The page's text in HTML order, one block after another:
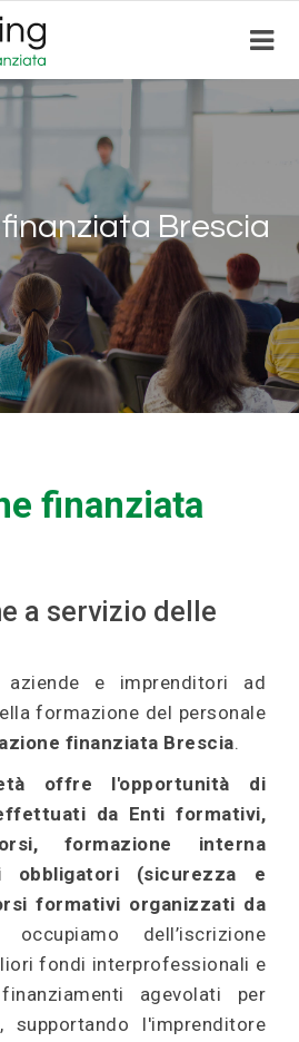
Brescia
finanziata
a servizio delle
e imprenditori ad
formazione del personale
finanziata Brescia.
offre l'opportunità di
da Enti formativi,
formazione interna
obbligatori (sicurezza e
formativi organizzati da
dell’iscrizione
fondi interprofessionali e
agevolati per
l'imprenditore